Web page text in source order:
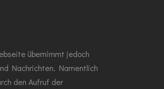
übernimmt jedoch
Nachrichten. Namentlich
den Aufruf der